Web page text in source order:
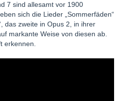
7 sind allesamt vor 1900
sich die Lieder „Sommerfäden“
das zweite in Opus 2, in ihrer
markante Weise von diesen ab.
erkennen.